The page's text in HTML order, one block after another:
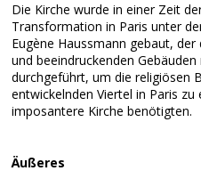
Die Kirche wurde in einer Zeit
Transformation in Paris unter
Eugène Haussmann gebaut,
und beeindruckenden
durchgeführt, um die religiösen
entwickelnden Viertel in Paris
imposantere Kirche benötigten.
Äußeres